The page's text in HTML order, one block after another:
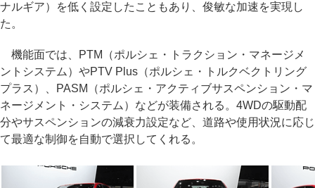
ナルギア）を低く設定したこともあり、俊敏な加速を実現し
た。
機能面では、PTM（ポルシェ・トラクション・マネージメ
ントシステム）やPTV Plus（ポルシェ・トルクベクトリング
プラス）、PASM（ポルシェ・アクティブサスペンション・マ
ネージメント・システム）などが装備される。4WDの駆動配
分やサスペンションの減衰力設定など、道路や使用状況に応じ
て最適な制御を自動で選択してくれる。